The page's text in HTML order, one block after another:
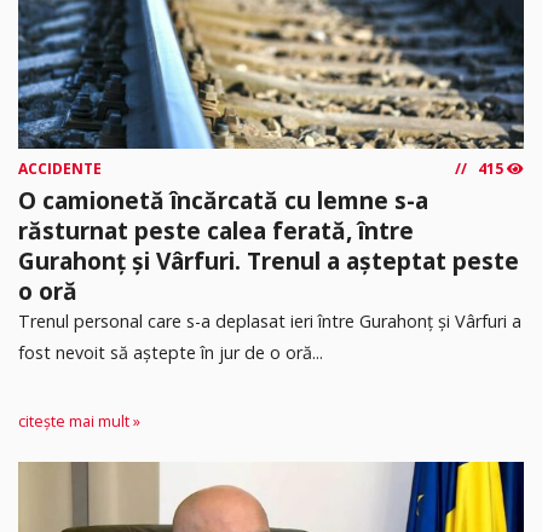
ACCIDENTE 415
O camionetă încărcată cu lemne s-a
răsturnat peste calea ferată, între
Gurahonț și Vârfuri. Trenul a așteptat peste
o oră
Trenul personal care s-a deplasat ieri între Gurahonț și Vârfuri a
fost nevoit să aștepte în jur de o oră...
citește mai mult »